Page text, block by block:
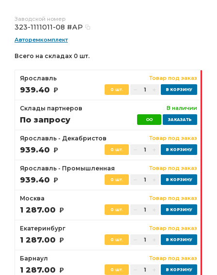
Заводской номер
323-1111011-08 #АР
Авторемкомплект
Всего на складах 0 шт.
Ярославль Товар под заказ
939.40 Р 0 шт.
Склады партнеров В наличии
По запросу
Ярославль - Декабристов Товар под заказ
939.40 Р 0 шт.
Ярославль - Промышленная Товар под заказ
939.40 Р 0 шт.
Москва Товар под заказ
1 287.00 Р 0 шт.
Екатеринбург Товар под заказ
1 287.00 Р 0 шт.
Барнаул Товар под заказ
1 287.00 Р 0 шт.